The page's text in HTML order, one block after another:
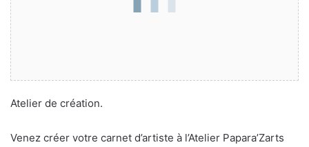
Atelier de création.
Venez créer votre carnet d’artiste à l’Atelier Papara’Zarts